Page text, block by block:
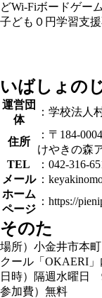
どWi-Fiボードゲーム
子ども０円学習支援
いばしょの
運営団
体
：学校法人
住所
：〒184-
けやきの森
TEL
：042-316-
メール ：
ホーム
ページ
：https://
そのた
場所）小金井市本
クール「OKAERI」
日時）隔週水曜日
参加費）無料